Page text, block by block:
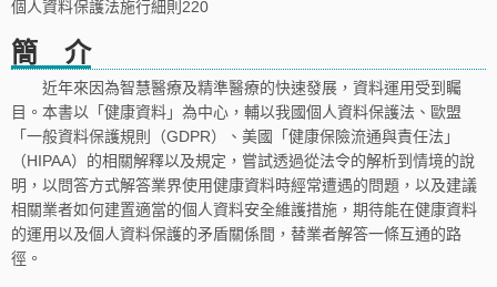
個人資料保護法施行細則220
簡 介
近年來因為智慧醫療及精準醫療的快速發展，資料運用受到矚
目。本書以「健康資料」為中心，輔以我國個人資料保護法、歐盟
「一般資料保護規則（GDPR）、美國「健康保險流通與責任法」
（HIPAA）的相關解釋以及規定，嘗試透過從法令的解析到情境的說
明，以問答方式解答業界使用健康資料時經常遭遇的問題，以及建議
相關業者如何建置適當的個人資料安全維護措施，期待能在健康資料
的運用以及個人資料保護的矛盾關係間，替業者解答一條互通的路
徑。